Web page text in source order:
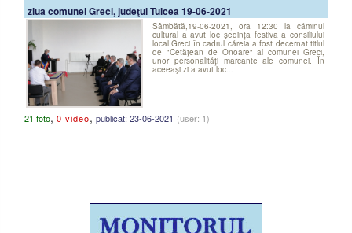
ziua comunei Greci, judeţul Tulcea 19-06-2021
Sâmbătă,19-06-2021, ora 12:30 la căminul
cultural a avut loc şedinţa festiva a consiliului
local Greci în cadrul căreia a fost decernat titlul
de "Cetăţean de Onoare" al comunei Greci,
unor personalităţi marcante ale comunei. În
aceeaşi zi a avut loc...
21 foto, 0 video, publicat: 23-06-2021 (user: 1)